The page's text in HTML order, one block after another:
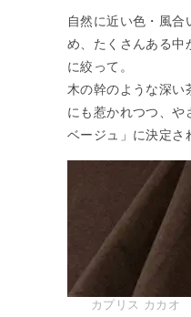
自然に近い色・風合
め、たくさんある中
に絞って。
木の幹のような深い
にも惹かれつつ、や
ベージュ」に決定さ
カプリス カカオ